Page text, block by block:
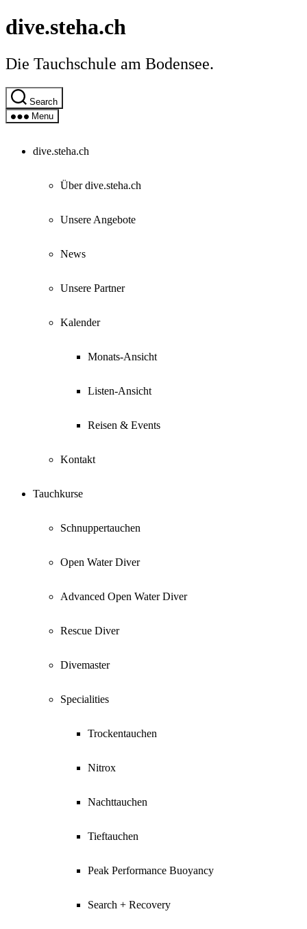
Skip
to
content
dive.steha.ch
Die Tauchschule am Bodensee.
Search
Menu
dive.steha.ch
Über dive.steha.ch
Unsere Angebote
News
Unsere Partner
Kalender
Monats-Ansicht
Listen-Ansicht
Reisen & Events
Kontakt
Tauchkurse
Schnuppertauchen
Open Water Diver
Advanced Open Water Diver
Rescue Diver
Divemaster
Specialities
Trockentauchen
Nitrox
Nachttauchen
Tieftauchen
Peak Performance Buoyancy
Search + Recovery